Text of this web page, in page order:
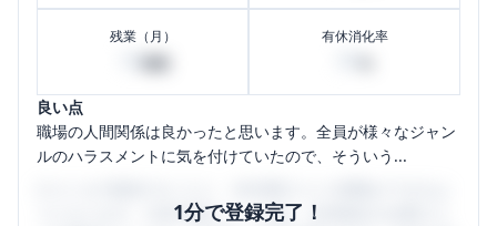
残業（月） 有休消化率
良い点
職場の人間関係は良かったと思います。全員が様々なジャン
ルのハラスメントに気を付けていたので、そういう...
1分で登録完了！
うになります。SHEHUB(シーハブ)は、女性限定の企業口コ